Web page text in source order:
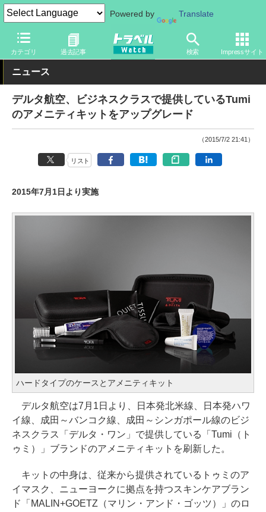
Powered by Translate
カテゴリ 過去記事 検索 Impressサイト
トラベル Watch 企業・政府・官庁 海外エアライン
ニュース
デルタ航空、ビジネスクラスで提供しているTumi
のアメニティキットをアップグレード
（2015/7/2 21:41）
リスト
2015年7月1日より実施
ハードタイプのケースとアメニティキット
デルタ航空は7月1日より、日本発北米線、日本発ハワ
イ線、成田～バンコク線、成田～シンガポール線のビジ
ネスクラス「デルタ・ワン」で提供している「Tumi（ト
ゥミ）」ブランドのアメニティキットを刷新した。
キットの中身は、従来から提供されているトゥミのア
イマスク、ニューヨークに拠点を持つスキンケアブラン
ド「MALIN+GOETZ（マリン・アンド・ゴッツ）」のロ